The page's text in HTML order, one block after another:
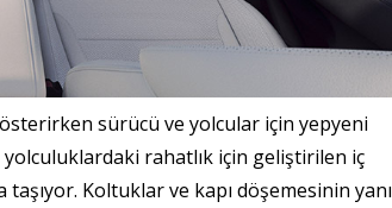
sürücü ve yolcular için yepyeni
rahatlık için geliştirilen iç
Koltuklar ve kapı döşemesinin yanı